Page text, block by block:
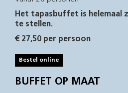
Het tapasbuffet is helemaal
te stellen.
€ 27,50 per persoon
Bestel online
BUFFET OP MAAT